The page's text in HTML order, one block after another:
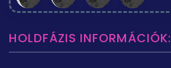
HOLDFÁZIS INFORMÁCIÓK: